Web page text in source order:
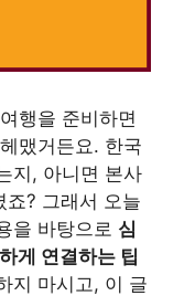
행을 준비하면
맸거든요. 한국
지, 아니면 본사
죠? 그래서 오늘
을 바탕으로 심
게 연결하는 팁
지 마시고, 이 글